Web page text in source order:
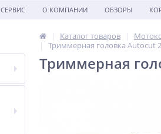
СЕРВИС О КОМПАНИИ ОБЗОРЫ
Каталог товаров
Триммерная головка Autocut
Триммерная